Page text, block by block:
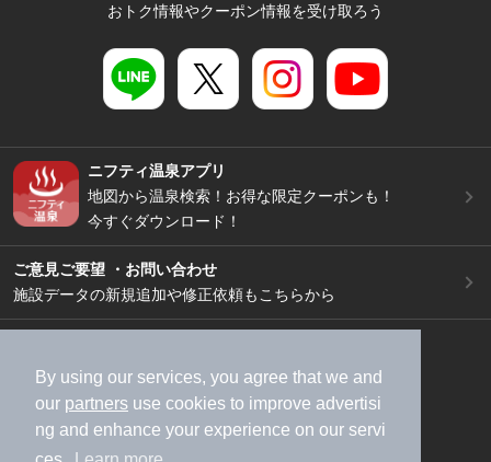
By using our services, you agree that we and
our partners use cookies to improve advertisi
ng and enhance your experience on our servi
おトク情報やクーポン情報を受け取ろう
ニフティ温泉アプリ
地図から温泉検索！お得な限定クーポンも！
今すぐダウンロード！
ご意見ご要望 ・お問い合わせ
施設データの新規追加や修正依頼もこちらから
加盟店募集（資料請求）
広告出稿のご案内
利用規約
ライフスタイルMEMBERS+規約
特定商取引法に基づく表記
ヘルプ
採用情報